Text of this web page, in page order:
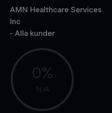
AMN Healthcare Services
Inc
- Alla kunder
0%
N/A